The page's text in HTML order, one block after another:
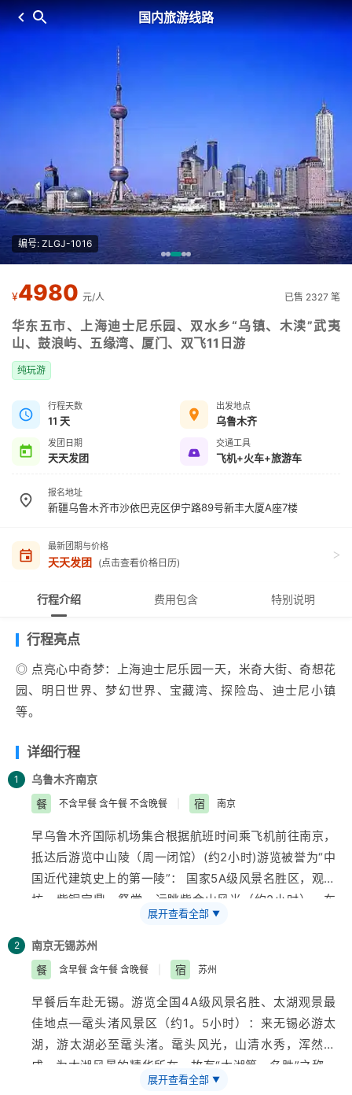
国内旅游线路
编号: ZLGJ-1016
¥4980 元/人 已售 2327 笔
华东五市、上海迪士尼乐园、双水乡“乌镇、木渎”武夷
山、鼓浪屿、五缘湾、厦门、双飞11日游
纯玩游
行程天数
11 天
出发地点
乌鲁木齐
发团日期
天天发团
交通工具
飞机+火车+旅游车
报名地址
新疆乌鲁木齐市沙依巴克区伊宁路89号新丰大厦A座7楼
最新团期与价格
天天发团 (点击查看价格日历)
>
行程介绍 费用包含 特别说明
行程亮点
◎ 点亮心中奇梦：上海迪士尼乐园一天，米奇大街、奇想花
园、明日世界、梦幻世界、宝藏湾、探险岛、迪士尼小镇
等。
详细行程
1 乌鲁木齐南京
餐
不含早餐 含午餐 不含晚餐 宿 南京
早乌鲁木齐国际机场集合根据航班时间乘飞机前往南京，
抵达后游览中山陵（周一闭馆）(约2小时)游览被誉为“中
国近代建筑史上的第一陵”： 国家5A级风景名胜区，观博
坊，紫铜宝鼎，祭堂，远眺紫金山风光（约2小时）。车
游民国文化街（1912酒吧、观民国建筑群）。
秦淮风光带】
夕阳斜”；驻足文德新桥，吟上一段“夜泊秦淮近酒家”夫
子庙一带的商店、餐馆、小吃店门面都改建成了明清风
格，并在临河的贡院街一带建成了古色古香的旅游文化商
业街。
展开查看全部 ▼
2 南京无锡苏州
餐
含早餐 含午餐 含晚餐 宿 苏州
早餐后车赴无锡。游览全国4A级风景名胜、太湖观景最
佳地点—鼋头渚风景区（约1。5小时）：来无锡必游太
湖，游太湖必至鼋头渚。鼋头风光，山清水秀，浑然天
成，为太湖风景的精华所在，故有“太湖第一名胜”之称。
可乘游船畅览太湖美景（根据天气情况而定船游太湖），
展开查看全部 ▼